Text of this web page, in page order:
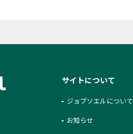
サイトについて
ジョブソエルについて
お知らせ